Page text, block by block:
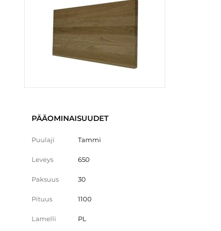
PÄÄOMINAISUUDET
Puulaji Tammi
Leveys 650
Paksuus 30
Pituus 1100
Lamelli PL